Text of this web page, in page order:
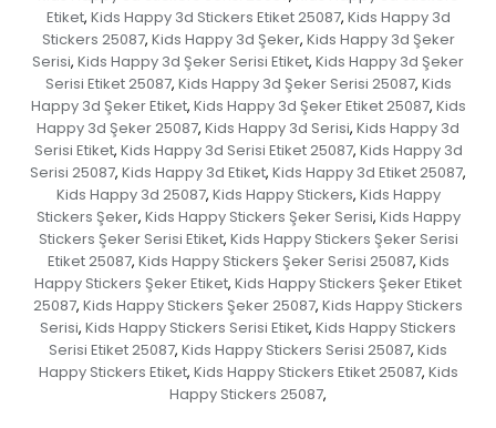
Etiket, Kids Happy 3d Stickers Etiket 25087, Kids Happy 3d
Stickers 25087, Kids Happy 3d Şeker, Kids Happy 3d Şeker
Serisi, Kids Happy 3d Şeker Serisi Etiket, Kids Happy 3d Şeker
Serisi Etiket 25087, Kids Happy 3d Şeker Serisi 25087, Kids
Happy 3d Şeker Etiket, Kids Happy 3d Şeker Etiket 25087, Kids
Happy 3d Şeker 25087, Kids Happy 3d Serisi, Kids Happy 3d
Serisi Etiket, Kids Happy 3d Serisi Etiket 25087, Kids Happy 3d
Serisi 25087, Kids Happy 3d Etiket, Kids Happy 3d Etiket 25087,
Kids Happy 3d 25087, Kids Happy Stickers, Kids Happy
Stickers Şeker, Kids Happy Stickers Şeker Serisi, Kids Happy
Stickers Şeker Serisi Etiket, Kids Happy Stickers Şeker Serisi
Etiket 25087, Kids Happy Stickers Şeker Serisi 25087, Kids
Happy Stickers Şeker Etiket, Kids Happy Stickers Şeker Etiket
25087, Kids Happy Stickers Şeker 25087, Kids Happy Stickers
Serisi, Kids Happy Stickers Serisi Etiket, Kids Happy Stickers
Serisi Etiket 25087, Kids Happy Stickers Serisi 25087, Kids
Happy Stickers Etiket, Kids Happy Stickers Etiket 25087, Kids
Happy Stickers 25087,